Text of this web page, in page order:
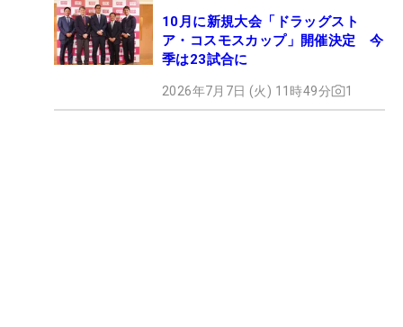
10月に新規大会「ドラッグスト
ア・コスモスカップ」開催決定 今
季は23試合に
2026年7月7日 (火) 11時49分 1